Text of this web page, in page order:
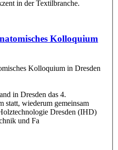
in der Textilbranche.
Kolloquium
in Dresden das 4.
statt, wiederum gemeinsam
Dresden (IHD)
und Fa